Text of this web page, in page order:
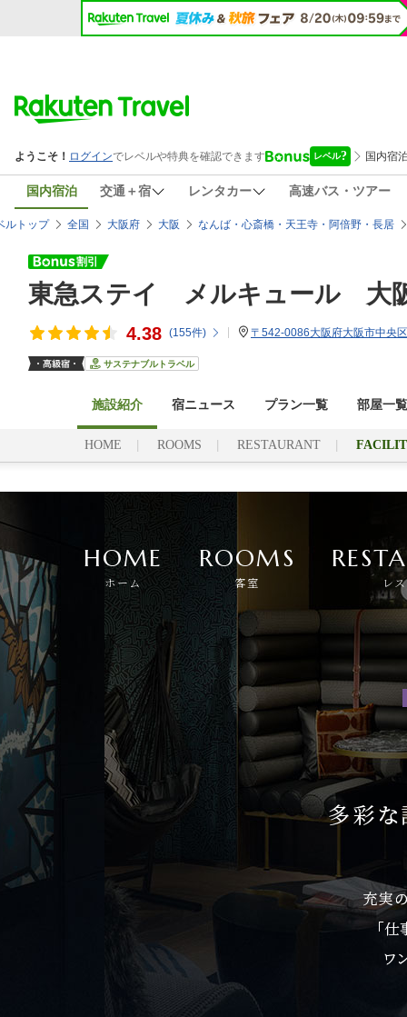
国内宿泊 交通＋宿 レンタカー 高速バス・ツアー
ルトップ 全国 大阪府 大阪 なんば・心斎橋・天王寺・阿倍野・長居
東急ステイ メルキュール 大
4.38 (155件) 〒542-0086大阪府大阪市中央
サステナブルトラベル
施設紹介 宿ニュース プラン一覧 部屋一覧
HOME ROOMS RESTAURANT
HOME
ホーム
ROOMS
客室 レ